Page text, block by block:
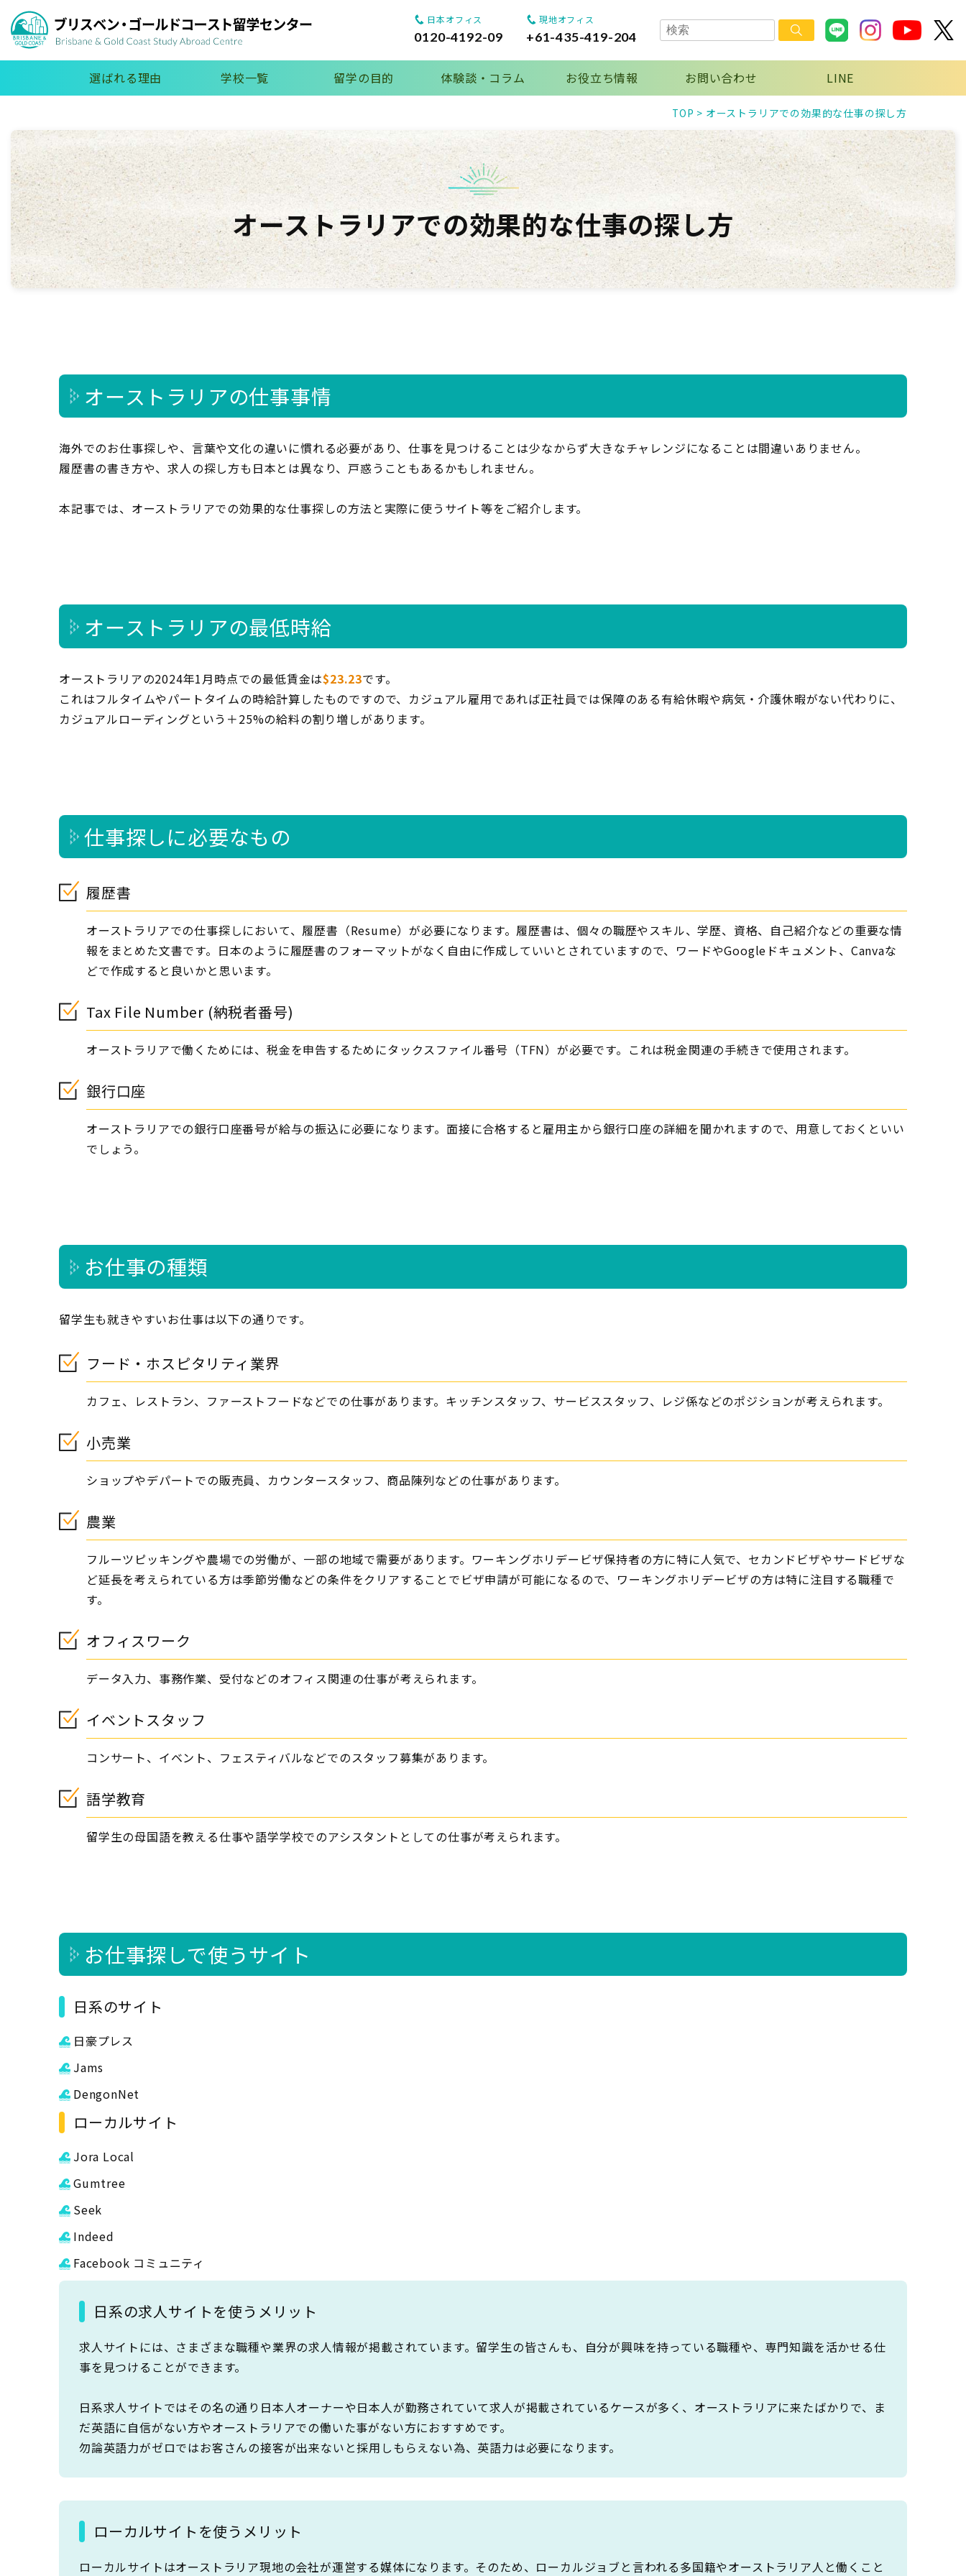
日本オフィス
0120-4192-09
現地オフィス
+61-435-419-204
選ばれる理由 学校一覧 留学の目的 体験談・コラム お役立ち情報 お問い合わせ LINE
TOP > オーストラリアでの効果的な仕事の探し方
オーストラリアでの効果的な仕事の探し方
オーストラリアの仕事事情
海外でのお仕事探しや、言葉や文化の違いに慣れる必要があり、仕事を見つけることは少なからず大きなチャレンジになることは間違いありません。
履歴書の書き方や、求人の探し方も日本とは異なり、戸惑うこともあるかもしれません。
本記事では、オーストラリアでの効果的な仕事探しの方法と実際に使うサイト等をご紹介します。
オーストラリアの最低時給
オーストラリアの2024年1月時点での最低賃金は$23.23です。
これはフルタイムやパートタイムの時給計算したものですので、カジュアル雇用であれば正社員では保障のある有給休暇や病気・介護休暇がない代わりに、
カジュアルローディングという＋25%の給料の割り増しがあります。
仕事探しに必要なもの
履歴書
オーストラリアでの仕事探しにおいて、履歴書（Resume）が必要になります。履歴書は、個々の職歴やスキル、学歴、資格、自己紹介などの重要な情
報をまとめた文書です。日本のように履歴書のフォーマットがなく自由に作成していいとされていますので、ワードやGoogleドキュメント、Canvaな
どで作成すると良いかと思います。
Tax File Number (納税者番号)
オーストラリアで働くためには、税金を申告するためにタックスファイル番号（TFN）が必要です。これは税金関連の手続きで使用されます。
銀行口座
オーストラリアでの銀行口座番号が給与の振込に必要になります。面接に合格すると雇用主から銀行口座の詳細を聞かれますので、用意しておくといい
でしょう。
お仕事の種類
留学生も就きやすいお仕事は以下の通りです。
フード・ホスピタリティ業界
カフェ、レストラン、ファーストフードなどでの仕事があります。キッチンスタッフ、サービススタッフ、レジ係などのポジションが考えられます。
小売業
ショップやデパートでの販売員、カウンタースタッフ、商品陳列などの仕事があります。
農業
フルーツピッキングや農場での労働が、一部の地域で需要があります。ワーキングホリデービザ保持者の方に特に人気で、セカンドビザやサードビザな
ど延長を考えられている方は季節労働などの条件をクリアすることでビザ申請が可能になるので、ワーキングホリデービザの方は特に注目する職種で
す。
オフィスワーク
データ入力、事務作業、受付などのオフィス関連の仕事が考えられます。
イベントスタッフ
コンサート、イベント、フェスティバルなどでのスタッフ募集があります。
語学教育
留学生の母国語を教える仕事や語学学校でのアシスタントとしての仕事が考えられます。
お仕事探しで使うサイト
日系のサイト
日豪プレス
Jams
DengonNet
ローカルサイト
Jora Local
Gumtree
Seek
Indeed
Facebook コミュニティ
日系の求人サイトを使うメリット
求人サイトには、さまざまな職種や業界の求人情報が掲載されています。留学生の皆さんも、自分が興味を持っている職種や、専門知識を活かせる仕
事を見つけることができます。
日系求人サイトではその名の通り日本人オーナーや日本人が勤務されていて求人が掲載されているケースが多く、オーストラリアに来たばかりで、ま
だ英語に自信がない方やオーストラリアでの働いた事がない方におすすめです。
勿論英語力がゼロではお客さんの接客が出来ないと採用しもらえない為、英語力は必要になります。
ローカルサイトを使うメリット
ローカルサイトはオーストラリア現地の会社が運営する媒体になります。そのため、ローカルジョブと言われる多国籍やオーストラリア人と働くこと